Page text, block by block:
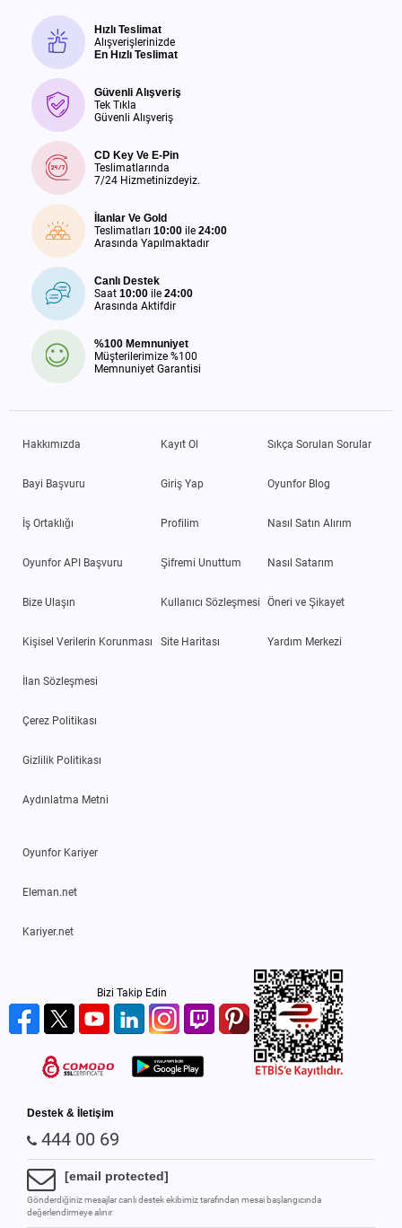
Hızlı Teslimat
Alışverişlerinizde
En Hızlı Teslimat
Güvenli Alışveriş
Tek Tıkla
Güvenli Alışveriş
CD Key Ve E-Pin
Teslimatlarında
7/24 Hizmetinizdeyiz.
İlanlar Ve Gold
Teslimatları 10:00 ile 24:00
Arasında Yapılmaktadır
Canlı Destek
Saat 10:00 ile 24:00
Arasında Aktifdir
%100 Memnuniyet
Müşterilerimize %100
Memnuniyet Garantisi
Hakkımızda
Bayi Başvuru
İş Ortaklığı
Oyunfor API Başvuru
Bize Ulaşın
Kişisel Verilerin Korunması
İlan Sözleşmesi
Çerez Politikası
Gizlilik Politikası
Aydınlatma Metni
Kayıt Ol
Giriş Yap
Profilim
Şifremi Unuttum
Kullanıcı Sözleşmesi
Site Haritası
Sıkça Sorulan Sorular
Oyunfor Blog
Nasıl Satın Alırım
Nasıl Satarım
Öneri ve Şikayet
Yardım Merkezi
Oyunfor Kariyer
Eleman.net
Kariyer.net
Bizi Takip Edin
Destek & İletişim
444 00 69
[email protected]
Gönderdiğiniz mesajlar canlı destek ekibimiz tarafından mesai başlangıcında
değerlendirmeye alınır